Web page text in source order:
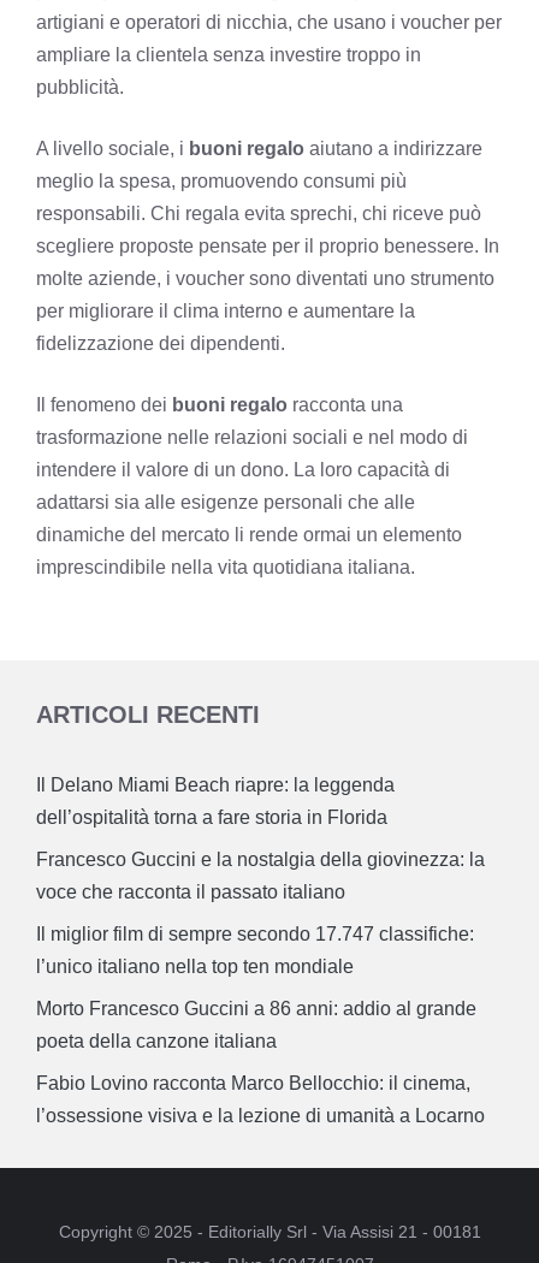
artigiani e operatori di nicchia, che usano i voucher per
ampliare la clientela senza investire troppo in
pubblicità.
A livello sociale, i buoni regalo aiutano a indirizzare
meglio la spesa, promuovendo consumi più
responsabili. Chi regala evita sprechi, chi riceve può
scegliere proposte pensate per il proprio benessere. In
molte aziende, i voucher sono diventati uno strumento
per migliorare il clima interno e aumentare la
fidelizzazione dei dipendenti.
Il fenomeno dei buoni regalo racconta una
trasformazione nelle relazioni sociali e nel modo di
intendere il valore di un dono. La loro capacità di
adattarsi sia alle esigenze personali che alle
dinamiche del mercato li rende ormai un elemento
imprescindibile nella vita quotidiana italiana.
ARTICOLI RECENTI
Il Delano Miami Beach riapre: la leggenda
dell’ospitalità torna a fare storia in Florida
Francesco Guccini e la nostalgia della giovinezza: la
voce che racconta il passato italiano
Il miglior film di sempre secondo 17.747 classifiche:
l’unico italiano nella top ten mondiale
Morto Francesco Guccini a 86 anni: addio al grande
poeta della canzone italiana
Fabio Lovino racconta Marco Bellocchio: il cinema,
l’ossessione visiva e la lezione di umanità a Locarno
Copyright © 2025 - Editorially Srl - Via Assisi 21 - 00181